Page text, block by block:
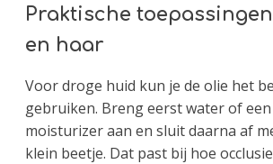
Praktische
en haar
Voor droge huid kun je de olie het
gebruiken. Breng eerst water of
moisturizer aan en sluit daarna af
klein beetje. Dat past bij hoe